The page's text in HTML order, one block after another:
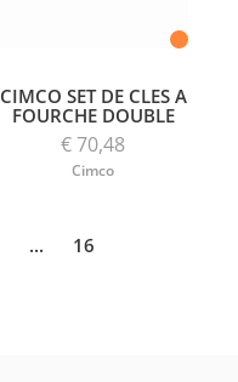
CIMCO SET DE CLES A
FOURCHE DOUBLE
€ 70,48
Cimco
... 16